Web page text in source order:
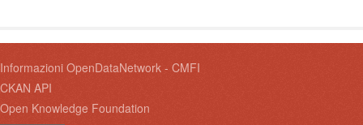
Informazioni OpenDataNetwork - CMFI
CKAN API
Open Knowledge Foundation